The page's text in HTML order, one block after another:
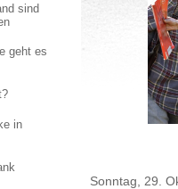
Sonntag, 29.
sind
geht es
in